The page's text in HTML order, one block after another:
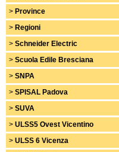
> Province
> Regioni
> Schneider Electric
> Scuola Edile Bresciana
> SNPA
> SPISAL Padova
> SUVA
> ULSS5 Ovest Vicentino
> ULSS 6 Vicenza